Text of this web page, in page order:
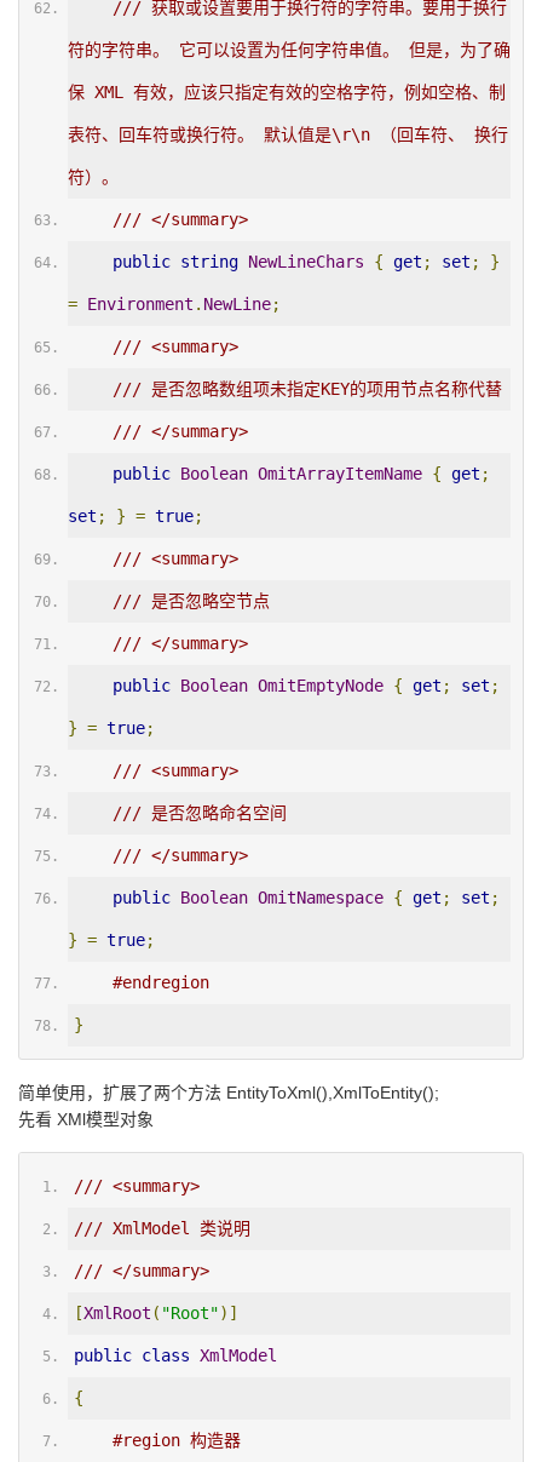
/// 获取或设置要用于换行符的字符串。要用于换行
符的字符串。 它可以设置为任何字符串值。 但是，为了确
保 XML 有效，应该只指定有效的空格字符，例如空格、制
表符、回车符或换行符。 默认值是\r\n （回车符、 换行
符）。
/// </summary>
public string NewLineChars { get ; set ; }
= Environment . NewLine;
/// <summary>
/// 是否忽略数组项未指定KEY的项用节点名称代替
/// </summary>
public Boolean OmitArrayItemName { get ;
set ; } = true;
/// <summary>
/// 是否忽略空节点
/// </summary>
public Boolean OmitEmptyNode { get ; set ;
} = true;
/// <summary>
/// 是否忽略命名空间
/// </summary>
public Boolean OmitNamespace { get ; set ;
} = true;
#endregion
}
简单使用，扩展了两个方法 EntityToXml(),XmlToEntity();
先看 XMl模型对象
/// <summary>
/// XmlModel 类说明
/// </summary>
[XmlRoot ( "Root")]
public class XmlModel
{
#region 构造器